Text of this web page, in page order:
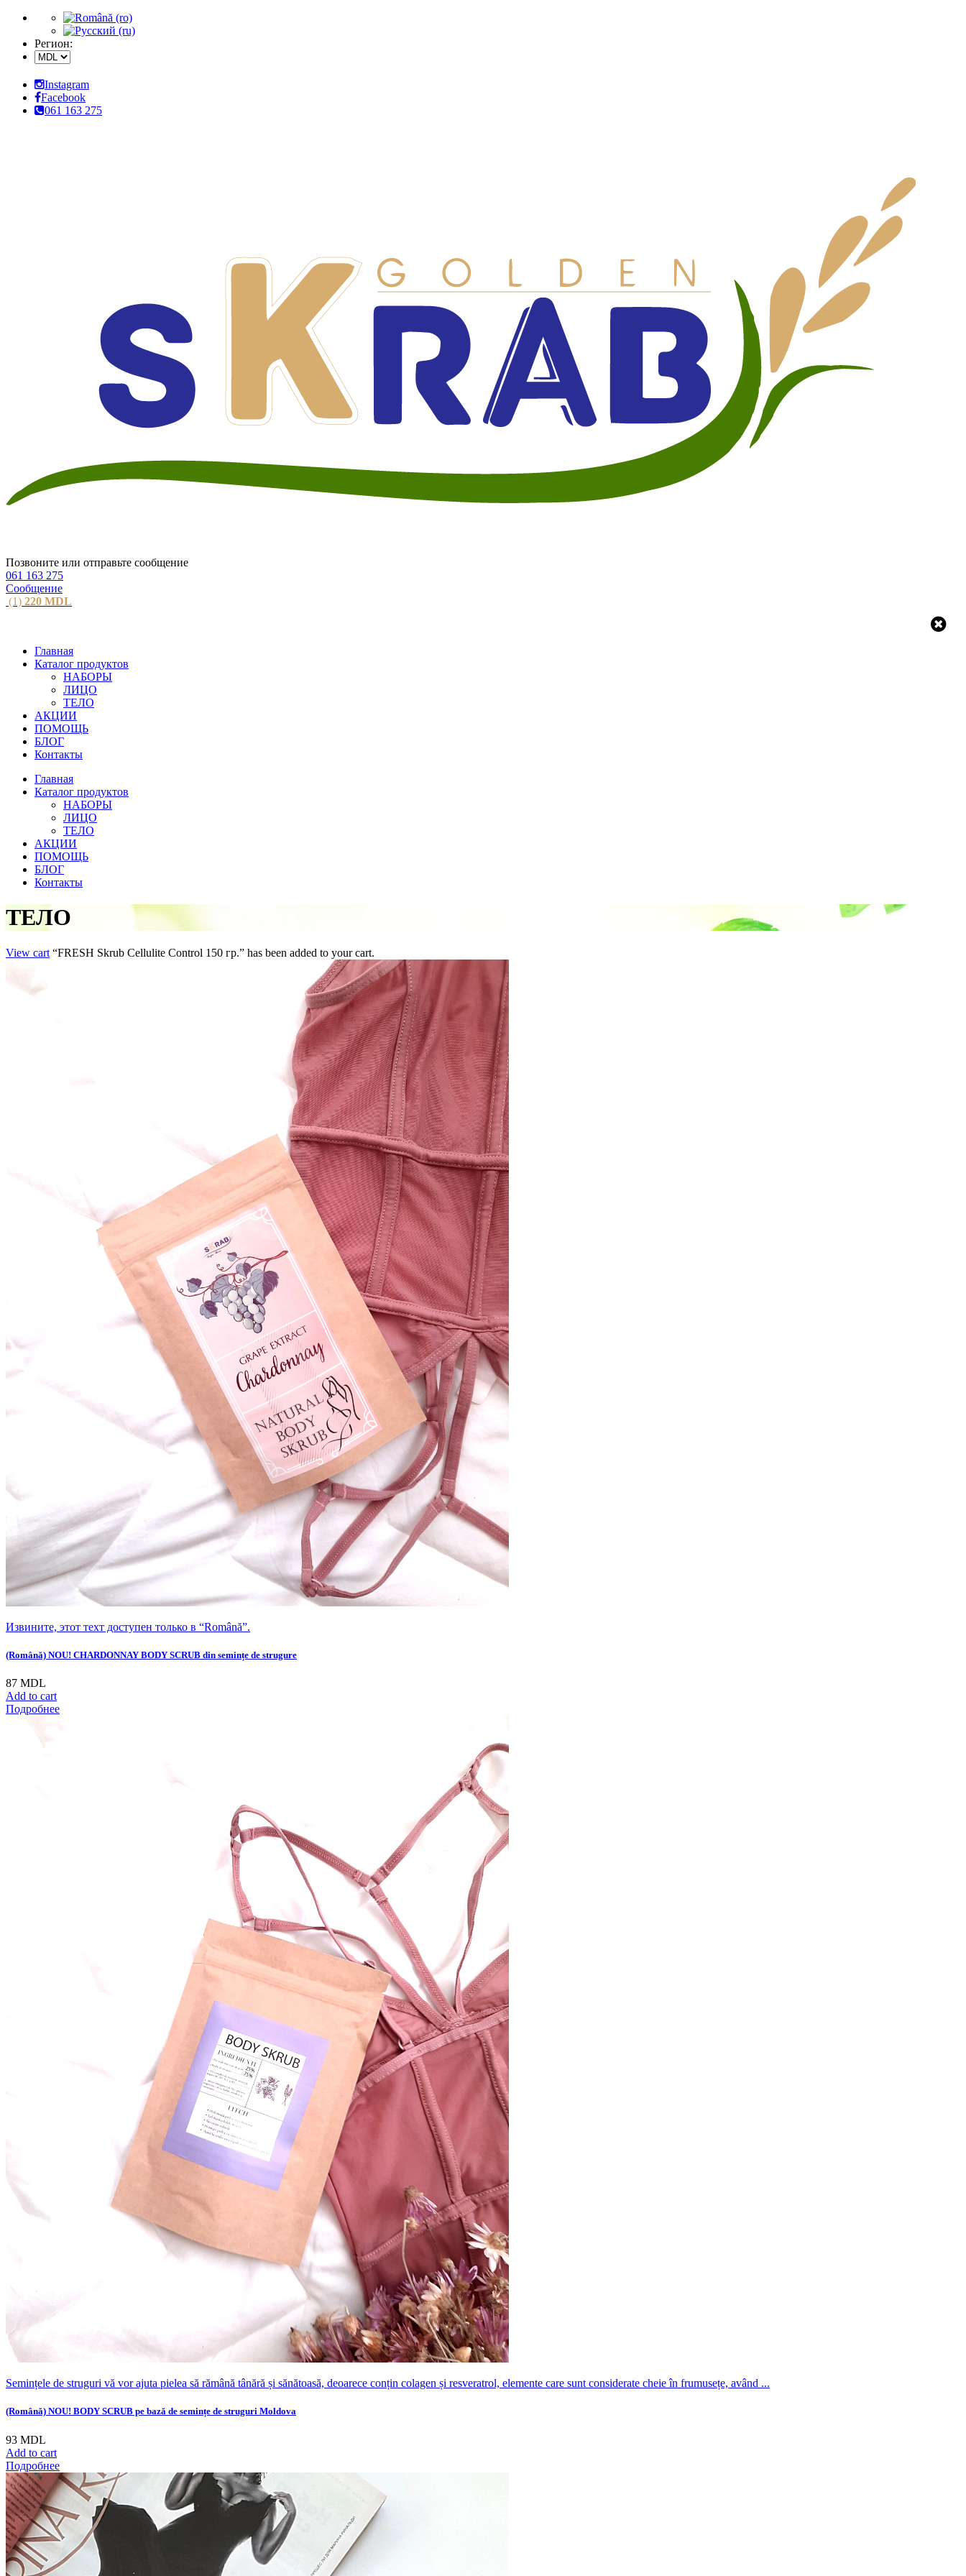
Регион:
Instagram
Facebook
061 163 275
Позвоните или отправьте сообщение
061 163 275
Сообщение
(1) 220 MDL
Главная
Каталог продуктов
НАБОРЫ
ЛИЦО
ТЕЛО
АКЦИИ
ПОМОЩЬ
БЛОГ
Контакты
Главная
Каталог продуктов
НАБОРЫ
ЛИЦО
ТЕЛО
АКЦИИ
ПОМОЩЬ
БЛОГ
Контакты
ТЕЛО
View cart “FRESH Skrub Cellulite Control 150 гр.” has been added to your cart.
Извините, этот техт доступен только в “Română”.
(Română) NOU! CHARDONNAY BODY SCRUB din semințe de strugure
87 MDL
Add to cart
Подробнее
Semințele de struguri vă vor ajuta pielea să rămână tânără și sănătoasă, deoarece conțin colagen și resveratrol, elemente care sunt considerate cheie în frumusețe, având ...
(Română) NOU! BODY SCRUB pe bază de semințe de struguri Moldova
93 MDL
Add to cart
Подробнее